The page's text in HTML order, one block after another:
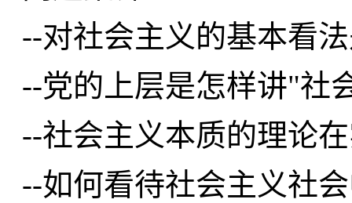
--对社会主义的基本看
--党的上层是怎样讲"社
--社会主义本质的理论
--如何看待社会主义社